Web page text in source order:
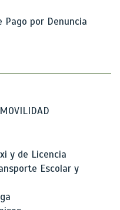
Pago por Denuncia
y de Licencia
Escolar y